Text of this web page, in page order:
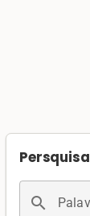
search